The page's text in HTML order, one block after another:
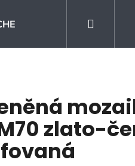
Kontakt
zlato-